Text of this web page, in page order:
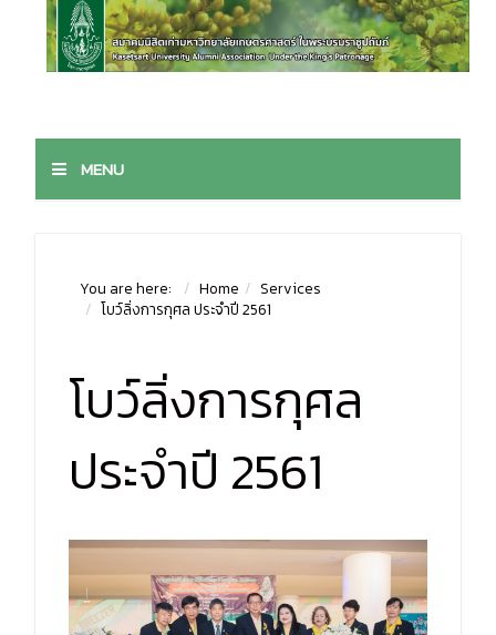
MENU
You are here: Home
Services
โบว์ลิ่งการกุศล ประจำปี 2561
โบว์ลิ่งการกุศล
ประจำปี 2561